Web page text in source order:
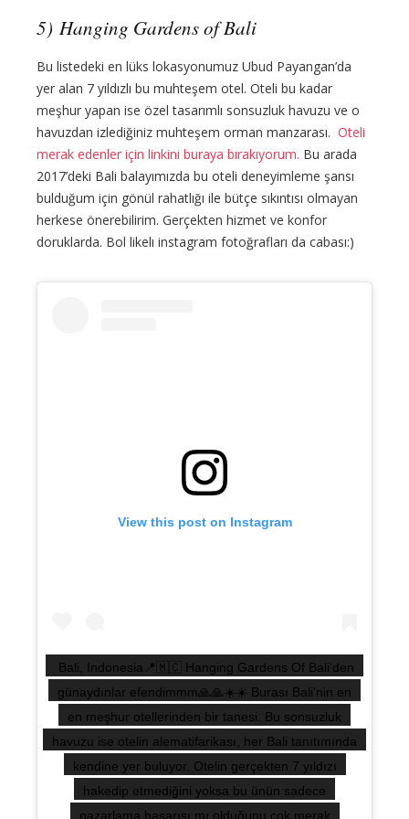
5) Hanging Gardens of Bali
Bu listedeki en lüks lokasyonumuz Ubud Payangan’da
yer alan 7 yıldızlı bu muhteşem otel. Oteli bu kadar
meşhur yapan ise özel tasarımlı sonsuzluk havuzu ve o
havuzdan izlediğiniz muhteşem orman manzarası. Oteli
merak edenler için linkini buraya bırakıyorum. Bu arada
2017’deki Bali balayımızda bu oteli deneyimleme şansı
bulduğum için gönül rahatlığı ile bütçe sıkıntısı olmayan
herkese önerebilirim. Gerçekten hizmet ve konfor
doruklarda. Bol likelı instagram fotoğrafları da cabası:)
View this post on Instagram
Bali, Indonesia📍🇲🇨 Hanging Gardens Of Bali'den
günaydınlar efendimmm🙏🙏☀️☀️ Burası Bali'nin en
en meşhur otellerinden bir tanesi. Bu sonsuzluk
havuzu ise otelin alematifarikası, her Bali tanıtımında
kendine yer buluyor. Otelin gerçekten 7 yıldızı
hakedip etmediğini yoksa bu ünün sadece
pazarlama başarısı mı olduğunu çok merak